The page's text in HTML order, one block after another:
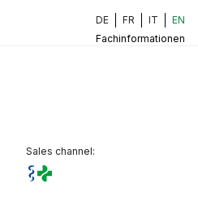
Fachinformationen
DE FR IT EN
Sales channel: